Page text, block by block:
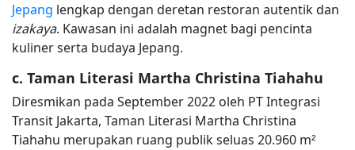
Jepang lengkap dengan deretan restoran autentik dan
izakaya. Kawasan ini adalah magnet bagi pencinta
kuliner serta budaya Jepang.
c. Taman Literasi Martha Christina Tiahahu
Diresmikan pada September 2022 oleh PT Integrasi
Transit Jakarta, Taman Literasi Martha Christina
Tiahahu merupakan ruang publik seluas 20.960 m²